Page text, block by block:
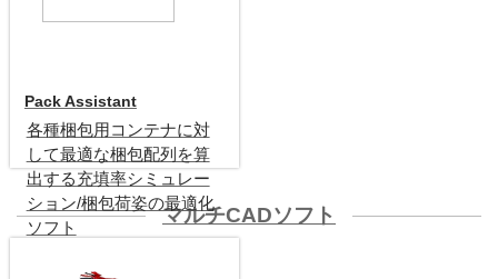
Pack Assistant
各種梱包用コンテナに対
して最適な梱包配列を算
出する充填率シミュレー
ション/梱包荷姿の最適化
ソフト
梱包シミュレーション
マルチCADソフト